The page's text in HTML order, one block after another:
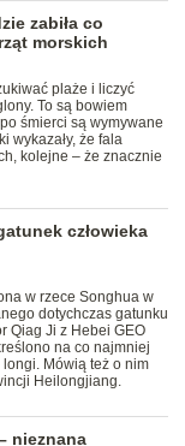
zabiła co
morskich
plaże i liczyć
To są bowiem
śmierci są wymywane
wykazały, że fala
kolejne – że znacznie
człowieka
w rzece Songhua w
dotychczas gatunku
Qiag Ji z Hebei GEO
na co najmniej
Mówią też o nim
Heilongjiang.
nieznana